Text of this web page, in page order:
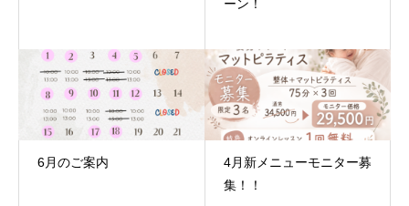
ーン！
6月のご案内
4月新メニューモニター募
集！！